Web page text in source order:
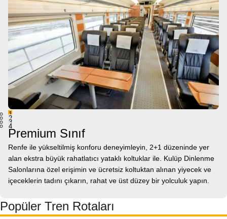
1
2
3
4
Premium Sınıf
Renfe ile yükseltilmiş konforu deneyimleyin, 2+1 düzeninde yer
alan ekstra büyük rahatlatıcı yataklı koltuklar ile. Kulüp Dinlenme
Salonlarına özel erişimin ve ücretsiz koltuktan alınan yiyecek ve
içeceklerin tadını çıkarın, rahat ve üst düzey bir yolculuk yapın.
Popüler Tren Rotaları